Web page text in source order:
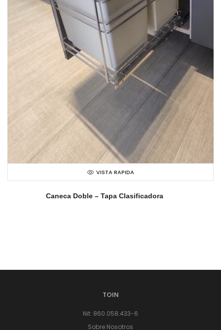
VISTA RAPIDA
Caneca Doble – Tapa Clasificadora
TOIN
Nit: 860.058.433-6
Sobre Nosotros